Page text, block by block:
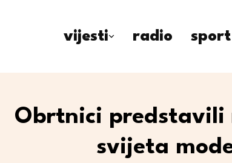
vijesti radio sport
Obrtnici predstavili
svijeta